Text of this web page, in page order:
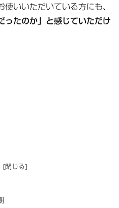
いいただいている方にも、
ったのか」と感じていただけ